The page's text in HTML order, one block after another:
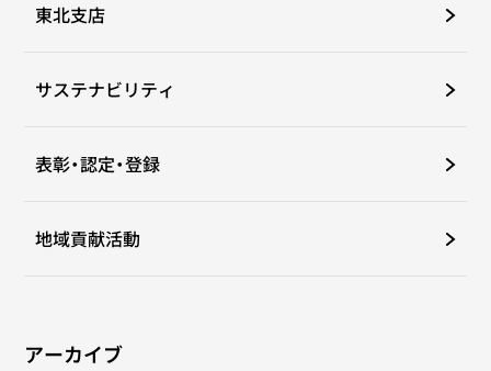
東北支店
サステナビリティ
表彰・認定・登録
地域貢献活動
アーカイブ